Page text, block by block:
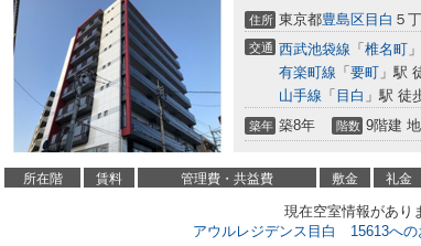
住所 東京都豊島区目白 ５
交通 西武池袋線 「 椎名町
有楽町線 「 要町 」駅
山手線 「 目白 」駅 徒
築年 築8年 階数 9階建
所在階 賃料 管理費・共益費 敷金 礼金
現在空室情報があり
アウルレジデンス目白 15613への